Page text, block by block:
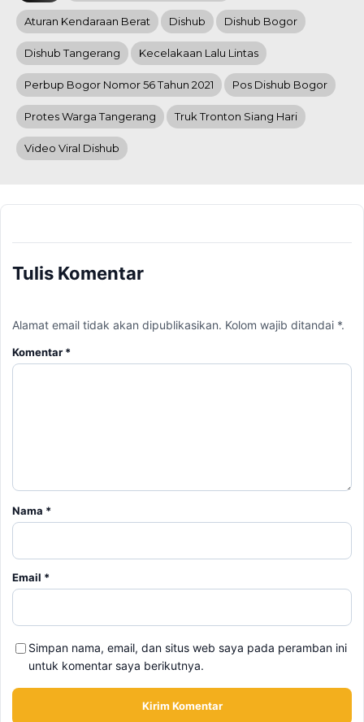
Aturan Kendaraan Berat Dishub Dishub Bogor
Dishub Tangerang Kecelakaan Lalu Lintas
Perbup Bogor Nomor 56 Tahun 2021 Pos Dishub Bogor
Protes Warga Tangerang Truk Tronton Siang Hari
Video Viral Dishub
Tulis Komentar
Alamat email tidak akan dipublikasikan. Kolom wajib ditandai *.
Komentar *
Nama *
Email *
Simpan nama, email, dan situs web saya pada peramban ini
untuk komentar saya berikutnya.